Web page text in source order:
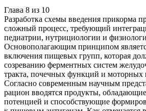
Глава 8 из 10
Разработка схемы введения прикорма
сложный процесс, требующий
педиатрии, нутрициологии и
Основополагающим принципом
включения пищевых групп, которая
созреванию ферментных систем
тракта, почечных функций и моторных
Согласно современным научным
рацион вводятся продукты,
потенцией и способствующие